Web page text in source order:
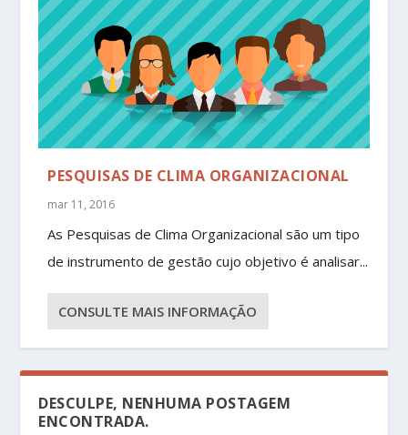
PESQUISAS DE CLIMA ORGANIZACIONAL
mar 11, 2016
As Pesquisas de Clima Organizacional são um tipo
de instrumento de gestão cujo objetivo é analisar...
CONSULTE MAIS INFORMAÇÃO
DESCULPE, NENHUMA POSTAGEM
ENCONTRADA.